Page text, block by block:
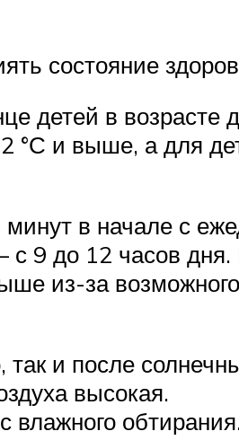
состояние
детей в возрасте
°С и выше, а для
в начале с
9 до 12 часов
из-за
и после
высокая.
влажного